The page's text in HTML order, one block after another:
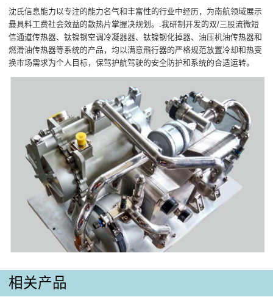
沈氏信息能力以专注的能力名气和丰富性的行业中经历，为南航领域展示
最具料工费社会效益的散热片掌握决规划。.我研制开发的双/三股流微短
信通道传热器、钛镍钢空调冷凝器器、钛镍钢化掉器、油压机油传热器和
燃滑油传热器等系统的产品，均以满意飛行器的严格规范放置冷却和热变
换市场需求为个人目标，保驾护航驾驶的安全防护和系统的合适运转。
相关产品